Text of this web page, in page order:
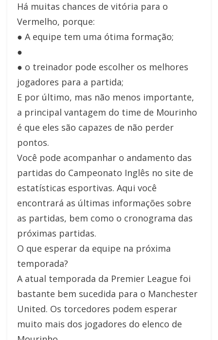
Há muitas chances de vitória para o
Vermelho, porque:
● A equipe tem uma ótima formação;
●
● o treinador pode escolher os melhores
jogadores para a partida;
E por último, mas não menos importante,
a principal vantagem do time de Mourinho
é que eles são capazes de não perder
pontos.
Você pode acompanhar o andamento das
partidas do Campeonato Inglês no site de
estatísticas esportivas. Aqui você
encontrará as últimas informações sobre
as partidas, bem como o cronograma das
próximas partidas.
O que esperar da equipe na próxima
temporada?
A atual temporada da Premier League foi
bastante bem sucedida para o Manchester
United. Os torcedores podem esperar
muito mais dos jogadores do elenco de